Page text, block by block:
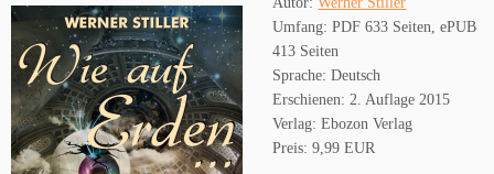
Umfang: PDF 633 Seiten, ePUB
413 Seiten
Sprache: Deutsch
Erschienen: 2. Auflage 2015
Verlag: Ebozon Verlag
Preis: 9,99 EUR